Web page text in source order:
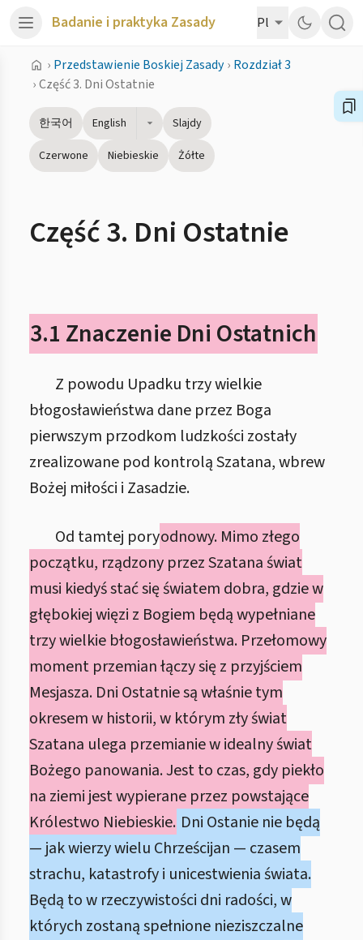
Badanie i praktyka Zasady Pl
› Przedstawienie Boskiej Zasady › Rozdział 3
›Część 3. Dni Ostatnie
한국어 English
Slajdy
Czerwone
Niebieskie Żółte
Część 3. Dni Ostatnie
3.1 Znaczenie Dni Ostatnich
Z powodu Upadku trzy wielkie
błogosławieństwa dane przez Boga
pierwszym przodkom ludzkości zostały
zrealizowane pod kontrolą Szatana, wbrew
Bożej miłości i Zasadzie.
Od tamtej poryodnowy. Mimo złego
początku, rządzony przez Szatana świat
musi kiedyś stać się światem dobra, gdzie w
głębokiej więzi z Bogiem będą wypełniane
trzy wielkie błogosławieństwa. Przełomowy
moment przemian łączy się z przyjściem
Mesjasza. Dni Ostatnie są właśnie tym
okresem w historii, w którym zły świat
Szatana ulega przemianie w idealny świat
Bożego panowania. Jest to czas, gdy piekło
na ziemi jest wypierane przez powstające
Królestwo Niebieskie. Dni Ostanie nie będą
— jak wierzy wielu Chrześcijan — czasem
strachu, katastrofy i unicestwienia świata.
Będą to w rzeczywistości dni radości, w
których zostaną spełnione nieziszczalne